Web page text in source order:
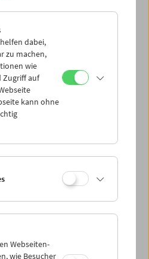
Einstellungen
und ein weiblicher Torso
filmische Liebeserklärung.
Högner)
digital
dabei,
zu machen,
wie
Zugriff auf
kann ohne
Webseiten-
wie Besucher